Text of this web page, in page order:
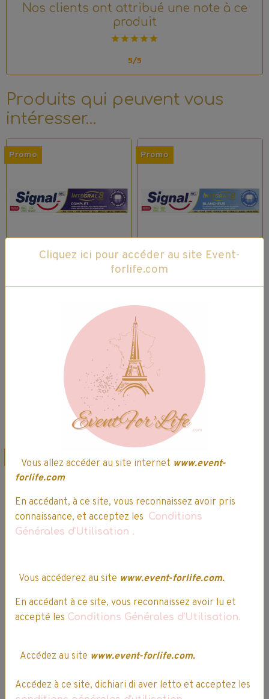
Nos clients ont attribué une note à ce
produit
5/5
Produits qui peuvent vous
intéresser…
Promo
Dentifrice Signal
Intégral 8 -
1,69€ TTC
Ajouter au panier
Détails
Promo
Dentifrice Signal
Intégral 8 -
1,99€
Ajouter au panier
Détails
Promo
Dentifrice Signal
Haleine Fraîche
1,99€
Ajouter au panier
Cliquez ici pour accéder au site Event-
forlife.com
Vous allez accéder au site internet www.event-
forlife.com
En accédant, à ce site, vous reconnaissez avoir pris
connaissance, et acceptez les Conditions
Générales d'Utilisation .
Vous accéderez au site www.event-forlife.com.
En accédant à ce site, vous reconnaissez avoir lu et
accepté les Conditions Générales d'Utilisation.
Accédez au site www.event-forlife.com.
Accédez à ce site, dichiari di aver letto et acceptez les